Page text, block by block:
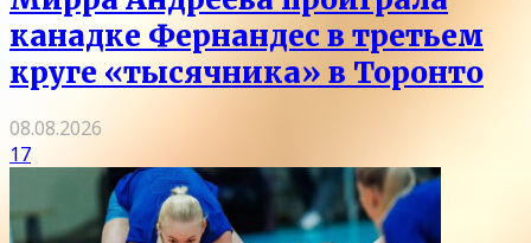
канадке Фернандес в третьем
круге «тысячника» в Торонто
08.08.2026
17